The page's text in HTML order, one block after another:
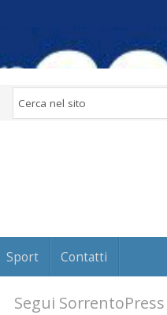
Sport Contatti
Segui SorrentoPress